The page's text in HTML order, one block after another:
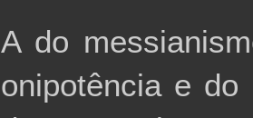
A do
onipotência e do